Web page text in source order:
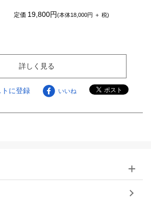
定価 19,800円(本体18,000円 ＋ 税)
詳しく見る
に登録 いいね